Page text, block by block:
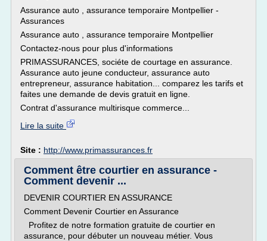
Assurance auto , assurance temporaire Montpellier -
Assurances
Assurance auto , assurance temporaire Montpellier
Contactez-nous pour plus d'informations
PRIMASSURANCES, sociéte de courtage en assurance.
Assurance auto jeune conducteur, assurance auto
entrepreneur, assurance habitation... comparez les tarifs et
faites une demande de devis gratuit en ligne.
Contrat d'assurance multirisque commerce...
Lire la suite
Site : http://www.primassurances.fr
Comment être courtier en assurance -
Comment devenir ...
DEVENIR COURTIER EN ASSURANCE
Comment Devenir Courtier en Assurance
Profitez de notre formation gratuite de courtier en
assurance, pour débuter un nouveau métier. Vous